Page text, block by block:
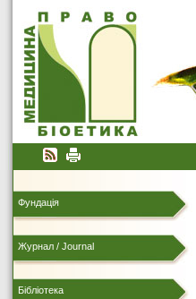
Фундація
Журнал / Journal
Бібліотека